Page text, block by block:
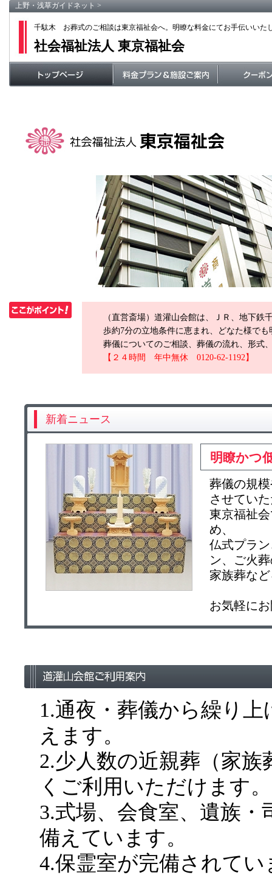
上野・浅草ガイドネット >
千駄木 お葬式のご相談は東京福祉会へ。明瞭な料金にてお手伝いいた
社会福祉法人 東京福祉会
（直営斎場）道灌山会館は、ＪＲ、地下
歩約7分の立地条件に恵まれ、どなた様で
葬儀についてのご相談、葬儀の流れ、形式
【２４時間 年中無休 0120-62-1192】
新着ニュース
明瞭かつ
葬儀の規
させてい
東京福祉
め、
仏式プラ
ン、ご火
家族葬な
お気軽に
1.通夜・葬儀から繰り
えます。
2.少人数の近親葬（家
くご利用いただけます。
3.式場、会食室、遺族
備えています。
4.保霊室が完備されてい